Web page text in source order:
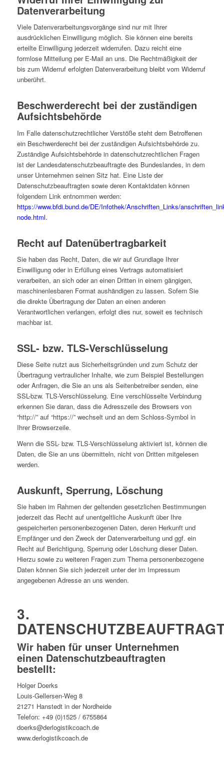
Datenverarbeitung
Viele Datenverarbeitungsvorgänge sind nur mit Ihrer
ausdrücklichen Einwilligung möglich. Sie können eine bereits
erteilte Einwilligung jederzeit widerrufen. Dazu reicht eine
formlose Mitteilung per E-Mail an uns. Die Rechtmäßigkeit der
bis zum Widerruf erfolgten Datenverarbeitung bleibt vom Widerruf
unberührt.
Beschwerderecht bei der zuständigen
Aufsichtsbehörde
Im Falle datenschutzrechtlicher Verstöße steht dem Betroffenen
ein Beschwerderecht bei der zuständigen Aufsichtsbehörde zu.
Zuständige Aufsichtsbehörde in datenschutzrechtlichen Fragen
ist der Landesdatenschutzbeauftragte des Bundeslandes, in dem
unser Unternehmen seinen Sitz hat. Eine Liste der
Datenschutzbeauftragten sowie deren Kontaktdaten können
folgendem Link entnommen werden:
https://www.bfdi.bund.de/DE/Infothek/Anschriften_Links/
node.html.
Recht auf Datenübertragbarkeit
Sie haben das Recht, Daten, die wir auf Grundlage Ihrer
Einwilligung oder in Erfüllung eines Vertrags automatisiert
verarbeiten, an sich oder an einen Dritten in einem gängigen,
maschinenlesbaren Format aushändigen zu lassen. Sofern Sie
die direkte Übertragung der Daten an einen anderen
Verantwortlichen verlangen, erfolgt dies nur, soweit es technisch
machbar ist.
SSL- bzw. TLS-Verschlüsselung
Diese Seite nutzt aus Sicherheitsgründen und zum Schutz der
Übertragung vertraulicher Inhalte, wie zum Beispiel Bestellungen
oder Anfragen, die Sie an uns als Seitenbetreiber senden, eine
SSL-bzw. TLS-Verschlüsselung. Eine verschlüsselte Verbindung
erkennen Sie daran, dass die Adresszeile des Browsers von
“http://” auf “https://” wechselt und an dem Schloss-Symbol in
Ihrer Browserzeile.
Wenn die SSL- bzw. TLS-Verschlüsselung aktiviert ist, können die
Daten, die Sie an uns übermitteln, nicht von Dritten mitgelesen
werden.
Auskunft, Sperrung, Löschung
Sie haben im Rahmen der geltenden gesetzlichen Bestimmungen
jederzeit das Recht auf unentgeltliche Auskunft über Ihre
gespeicherten personenbezogenen Daten, deren Herkunft und
Empfänger und den Zweck der Datenverarbeitung und ggf. ein
Recht auf Berichtigung, Sperrung oder Löschung dieser Daten.
Hierzu sowie zu weiteren Fragen zum Thema personenbezogene
Daten können Sie sich jederzeit unter der im Impressum
angegebenen Adresse an uns wenden.
3.
Wir haben für unser Unternehmen
einen Datenschutzbeauftragten
bestellt:
Holger Doerks
Louis-Gellersen-Weg 8
21271 Hanstedt in der Nordheide
Telefon: +49 (0)1525 / 6755864
doerks@derlogistikcoach.de
www.derlogistikcoach.de